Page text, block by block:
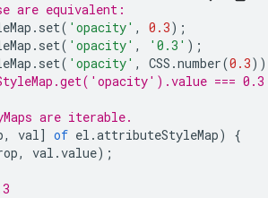
are equivalent:
. set( 'opacity' , 0.3);
. set( 'opacity' , '0.3' );
. set( 'opacity' , CSS .number(0.3
=== 0.3
are iterable.
, val] of el .attributeStyleMap)
{
, val .value);